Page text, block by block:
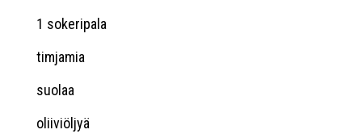
1 sokeripala
timjamia
suolaa
oliiviöljyä